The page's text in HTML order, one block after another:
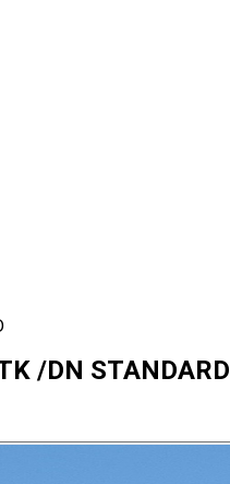
/DN STANDARD